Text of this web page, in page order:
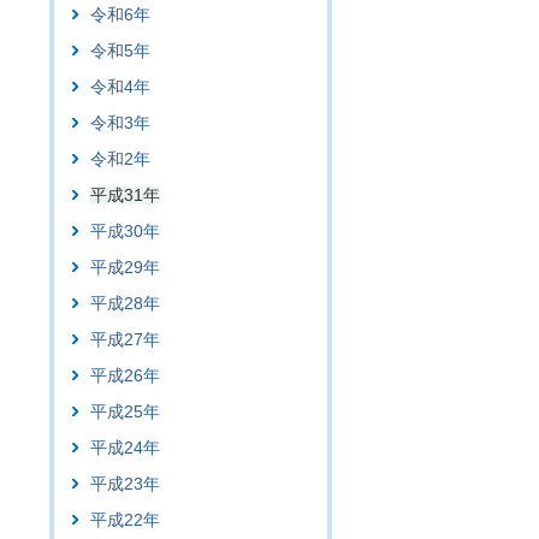
令和6年
令和5年
令和4年
令和3年
令和2年
平成31年
平成30年
平成29年
平成28年
平成27年
平成26年
平成25年
平成24年
平成23年
平成22年